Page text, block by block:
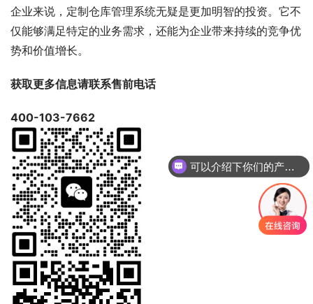
企业来说，定制仓库管理系统无疑是更加明智的投资。它不
仅能够满足特定的业务需求，还能为企业带来持续的竞争优
势和价值增长。
获取更多信息请联系售前电话
400-103-7662
你们是怎么收费的呢